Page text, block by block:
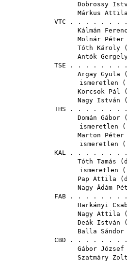
Dobrossy
Márkus Attila
VTC . . . . . . .
Kálmán Ferenc
Molnár Péter
Tóth Károly (
Antók
TSE . . . . . . .
Argay Gyula (
Korcsok Pál (
Nagy István (
THS . . . . . . .
Domán Gábor (
Marton Péter
KAL . . . . . . .
Tóth Tamás (
Pap Attila (
Nagy Ádám
FAB . . . . . . .
Harkányi
Nagy Attila (
Deák István (
Balla Sándor
CBD . . . . . . .
Gábor József
Szatmáry